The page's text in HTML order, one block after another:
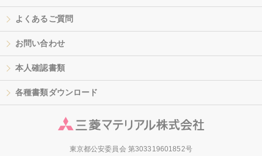
よくあるご質問
お問い合わせ
本人確認書類
各種書類ダウンロード
東京都公安委員会 第303319601852号